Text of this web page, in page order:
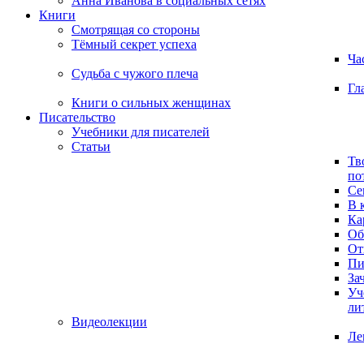
Книги
Смотрящая со стороны
Тёмный секрет успеха
Судьба с чужого плеча
Книги о сильных женщинах
Писательство
Учебники для писателей
Статьи
В
Видеолекции